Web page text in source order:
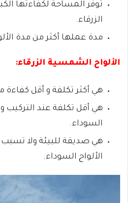
توفر المساحة لكفاءتها
الزرقاء.
مدة عملها أكثرمن مدة
الألواح الشمسية الزرقاء:
هي أكثر تكلفة و أقل كفاءة
هي أقل تكلفة عند التركيب
السوداء.
هي صديقة للبيئة ولا تسبب
الألواح السوداء.